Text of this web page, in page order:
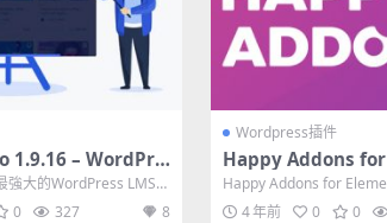
1.9.16 – WordPre
強大的WordPress LMS
0 327 8
Wordpress插件
Happy Addons
ro 2.2.5 + Happy
4.3
Happy Addons for
精美、高度可...
4 年前 0 0